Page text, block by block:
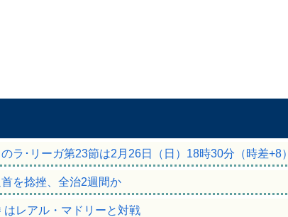
ラ･リーガ第23節は2月26日（日）18時30分（時差+8）
首を捻挫、全治2週間か
はレアル・マドリーと対戦